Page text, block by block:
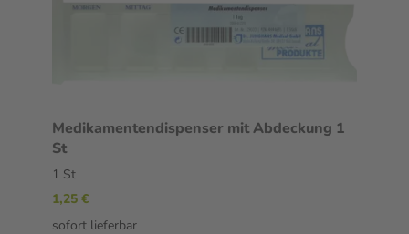
Medikamentendispenser mit Abdeckung 1
St
1 St
1,25 €
sofort lieferbar